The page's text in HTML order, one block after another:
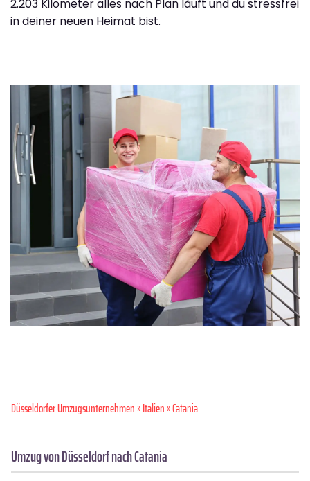
2.203 Kilometer alles nach Plan läuft und du stressfrei
in deiner neuen Heimat bist.
Düsseldorfer Umzugsunternehmen»Italien» Catania
Umzug von Düsseldorf nach Catania